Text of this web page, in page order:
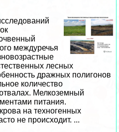
междуречья
лесных
дражных полигонов
количество
Мелкоземный
питания.
на техногенных
не происходит. ...